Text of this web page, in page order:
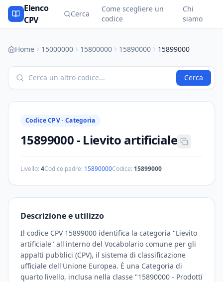
Elenco
CPV
Cerca
Come scegliere un
codice
Chi
siamo
Home 15000000 15800000 15890000 15899000
Cerca
Codice CPV · Categoria
15899000- Lievito artificiale
Livello:4Codice padre: 15890000Codice: 15899000
Descrizione e utilizzo
Il codice CPV 15899000 identifica la categoria "Lievito
artificiale" all'interno del Vocabolario comune per gli
appalti pubblici (CPV), il sistema di classificazione
ufficiale dell'Unione Europea. È una Categoria di
quarto livello, inclusa nella classe "15890000 - Prodotti